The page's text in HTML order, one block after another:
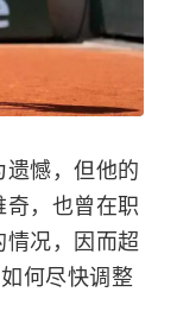
憾，但他的
，也曾在职
况，因而超
何尽快调整